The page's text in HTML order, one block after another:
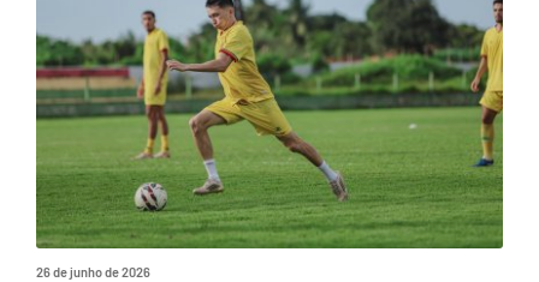
26 de junho de 2026